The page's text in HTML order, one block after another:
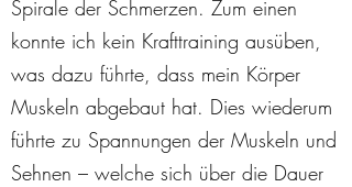
Spirale der Schmerzen. Zum einen
konnte ich kein Krafttraining ausüben,
was dazu führte, dass mein Körper
Muskeln abgebaut hat. Dies wiederum
führte zu Spannungen der Muskeln und
Sehnen – welche sich über die Dauer